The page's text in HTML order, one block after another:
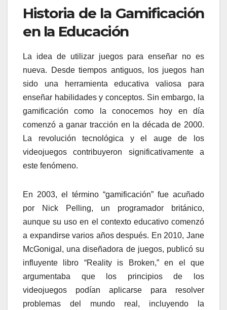
Historia de la Gamificación
en la Educación
La idea de utilizar juegos para enseñar no es
nueva. Desde tiempos antiguos, los juegos han
sido una herramienta educativa valiosa para
enseñar habilidades y conceptos. Sin embargo, la
gamificación como la conocemos hoy en día
comenzó a ganar tracción en la década de 2000.
La revolución tecnológica y el auge de los
videojuegos contribuyeron significativamente a
este fenómeno.
En 2003, el término “gamificación” fue acuñado
por Nick Pelling, un programador británico,
aunque su uso en el contexto educativo comenzó
a expandirse varios años después. En 2010, Jane
McGonigal, una diseñadora de juegos, publicó su
influyente libro “Reality is Broken,” en el que
argumentaba que los principios de los
videojuegos podían aplicarse para resolver
problemas del mundo real, incluyendo la